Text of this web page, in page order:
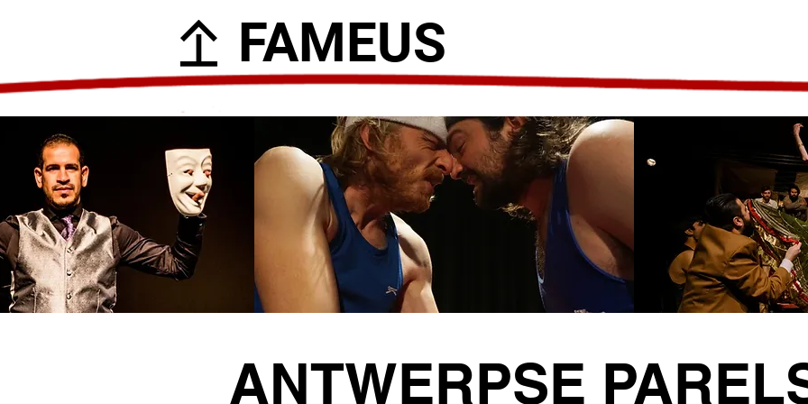
FAMEUS
ANTWERPSE